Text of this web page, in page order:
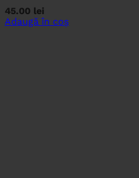
45.00 lei
Adaugă în coș